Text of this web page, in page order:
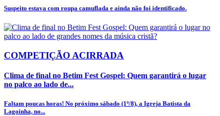
Suspeito estava com roupa camuflada e ainda não foi identificado.
COMPETIÇÃO ACIRRADA
Clima de final no Betim Fest Gospel: Quem garantirá o lugar
no palco ao lado de...
Faltam poucas horas! No próximo sábado (1º/8), a Igreja Batista da
Lagoinha, no...